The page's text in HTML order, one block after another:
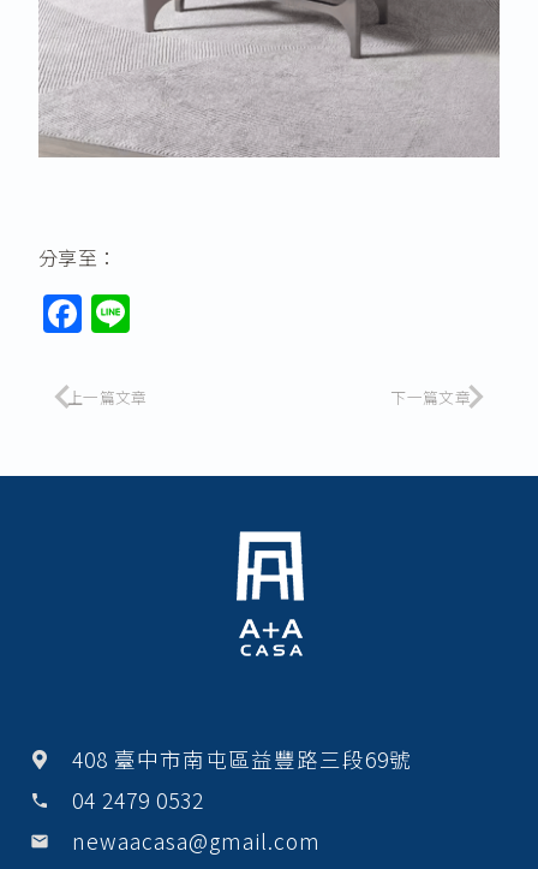
分享至：
F
a
c
b
e
上一篇文章 下一篇文章
408 臺中市南屯區益豐路三段69號
phone 04 2479 0532
email newaacasa@gmail.com